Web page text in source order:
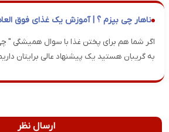
ناهار چی بپزم ؟ | آموزش یک غذای فوق
اگر شما هم برای پختن غذا با سوال همیشگی
به گریبان هستید یک پیشنهاد عالی برایتان
ارسال نظر